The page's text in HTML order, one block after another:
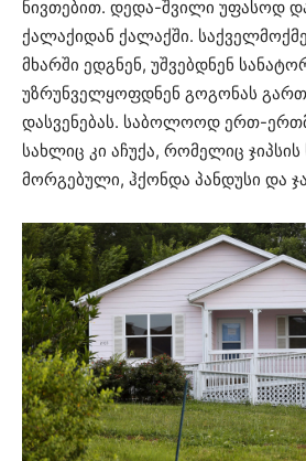
ნივთებით. დედა-შვილი უფასოდ
ქალაქიდან ქალაქში.
მხარში ედგნენ, უშვებდნენ
უზრუნველყოფდნენ გოგონას
დასვენებას. საბოლოოდ ერთ-
სახლიც კი აჩუქა, რომელიც ჯიპსის
მორგებული, ჰქონდა პანდუსი და